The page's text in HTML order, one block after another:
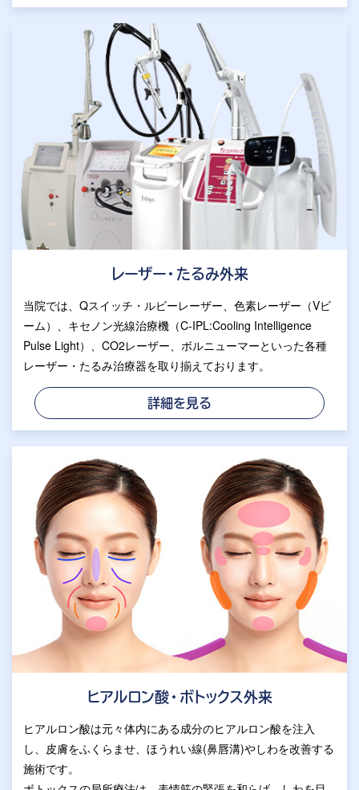
レーザー・たるみ外来
当院では、Qスイッチ・ルビーレーザー、色素レーザー（Vビ
ーム）、キセノン光線治療機（C-IPL:Cooling Intelligence
Pulse Light）、CO2レーザー、ボルニューマーといった各種
レーザー・たるみ治療器を取り揃えております。
詳細を見る
ヒアルロン酸・ボトックス外来
ヒアルロン酸は元々体内にある成分のヒアルロン酸を注入
し、皮膚をふくらませ、ほうれい線(鼻唇溝)やしわを改善する
施術です。